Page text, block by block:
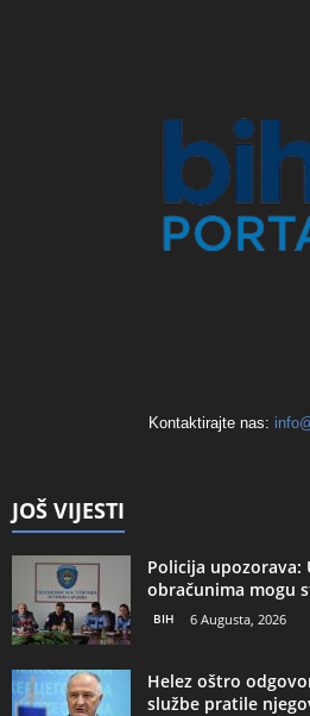
Kontaktirajte nas:
JOŠ VIJESTI
Policija upozorava:
obračunima mogu
BIH 6 Augusta, 2026
Helez oštro
službe pratile